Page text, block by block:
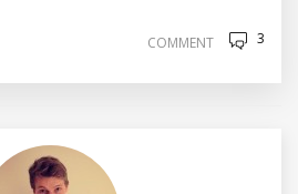
COMMENT 3